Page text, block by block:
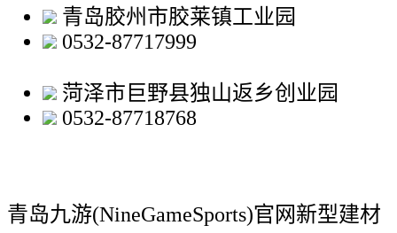
青岛胶州市胶莱镇工业园
0532-87717999
菏泽市巨野县独山返乡创业园
0532-87718768
青岛九游(NineGameSports)官网新型建材